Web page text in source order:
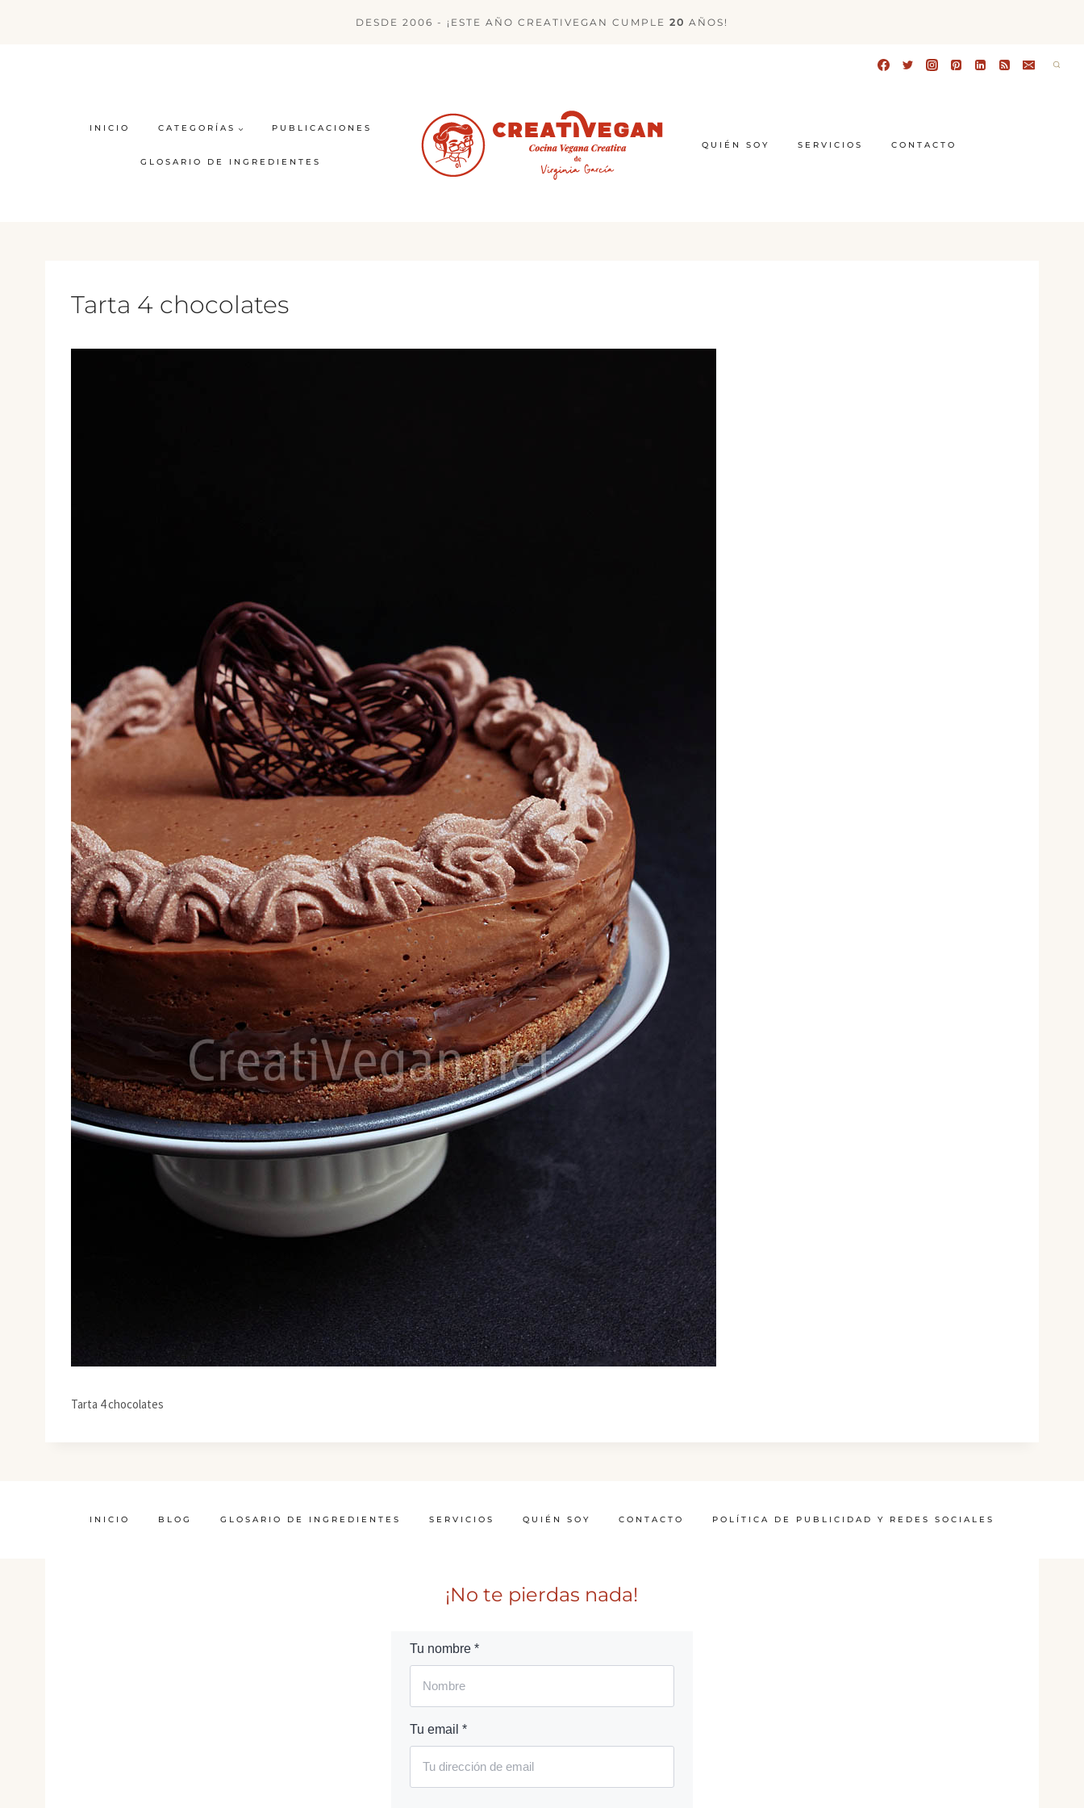
DESDE 2006 - ¡ESTE AÑO CREATIVEGAN CUMPLE 20 AÑOS!
INICIO CATEGORÍAS PUBLICACIONES
GLOSARIO DE INGREDIENTES
QUIÉN SOY SERVICIOS CONTACTO
Tarta 4 chocolates
Tarta 4 chocolates
INICIO BLOG GLOSARIO DE INGREDIENTES SERVICIOS QUIÉN SOY CONTACTO POLÍTICA DE PUBLICIDAD Y REDES SOCIALES
¡No te pierdas nada!
Tu nombre *
Tu email *